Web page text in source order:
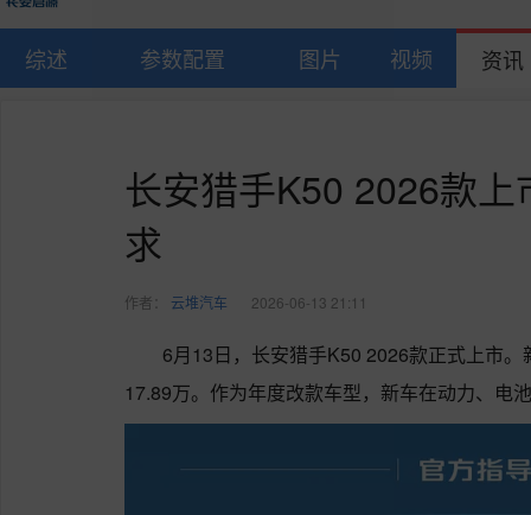
综述 参数配置 图片 视频 资讯
长安猎手K50 2026款
求
作者： 云堆汽车 2026-06-13 21:11
6月13日，长安猎手K50 2026款正式上市
17.89万。作为年度改款车型，新车在动力、电